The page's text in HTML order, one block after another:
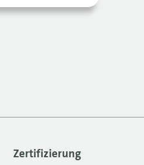
Zertifizierung